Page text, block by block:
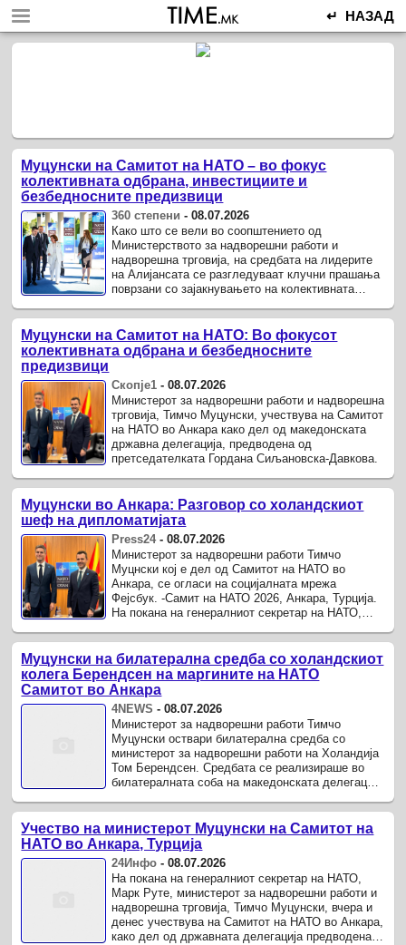
↵ НАЗАД
Муцунски на Самитот на НАТО – во фокус
колективната одбрана, инвестициите и
безбедносните предизвици
360 степени -08.07.2026
Како што се вели во соопштението од
Министерството за надворешни работи и
надворешна трговија, на средбата на лидерите
на Алијансата се разгледуваат клучни прашања
поврзани со зајакнувањето на колективната
капацитети, споделувањето на ...
Муцунски на Самитот на НАТО: Во фокусот
колективната одбрана и безбедносните
предизвици
Скопје1 -08.07.2026
Министерот за надворешни работи и надворешна
трговија, Тимчо Муцунски, учествува на Самитот
на НАТО во Анкара како дел од македонската
државна делегација, предводена од
претседателката Гордана Сиљановска-Давкова.
Муцунски во Анкара: Разговор со холандскиот
шеф на дипломатијата
Press24-08.07.2026
Министерот за надворешни работи Тимчо
Муцнски кој е дел од Самитот на НАТО во
Анкара, се огласи на социјалната мрежа
Фејсбук. -Самит на НАТО 2026, Анкара, Турција.
На покана на генералниот секретар на НАТО,
Самитот на НАТО во Анкара, како ...
Муцунски на билатерална средба со холандскиот
колега Берендсен на маргините на НАТО
Самитот во Анкара
4NEWS -08.07.2026
Министерот за надворешни работи Тимчо
Муцунски оствари билатерална средба со
министерот за надворешни работи на Холандија
Том Берендсен. Средбата се реализираше во
билатералната соба на македонската делегациј
се одржува во Анкара.
Учество на министерот Муцунски на Самитот на
НАТО во Анкара, Турција
24Инфо -08.07.2026
На покана на генералниот секретар на НАТО,
Марк Руте, министерот за надворешни работи и
надворешна трговија, Тимчо Муцунски, вчера и
денес учествува на Самитот на НАТО во Анкара,
како дел од државната делегација предводена